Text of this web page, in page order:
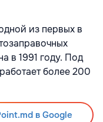
из первых в
в 1991 году. Под
более 200
в Google